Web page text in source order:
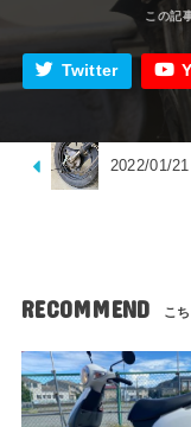
Twitter
2022/01/
RECOMMEND